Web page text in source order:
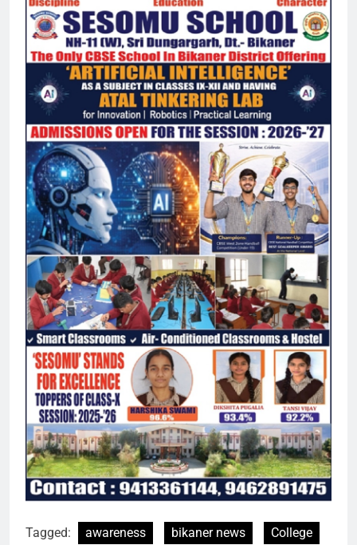
Tagged: awareness bikaner news
College